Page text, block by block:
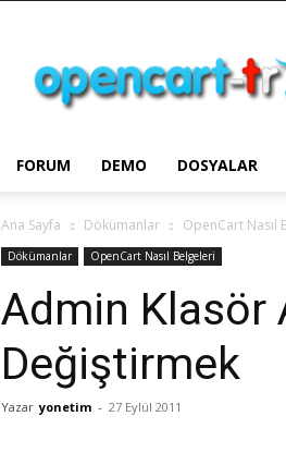
Türkiye
FORUM DEMO DOSYALAR
Ana Sayfa Dökümanlar OpenCart Nasıl
Dökümanlar OpenCart Nasıl Belgeleri
Admin Klasör
Değiştirmek
Yazar yonetim - 27 Eylül 2011